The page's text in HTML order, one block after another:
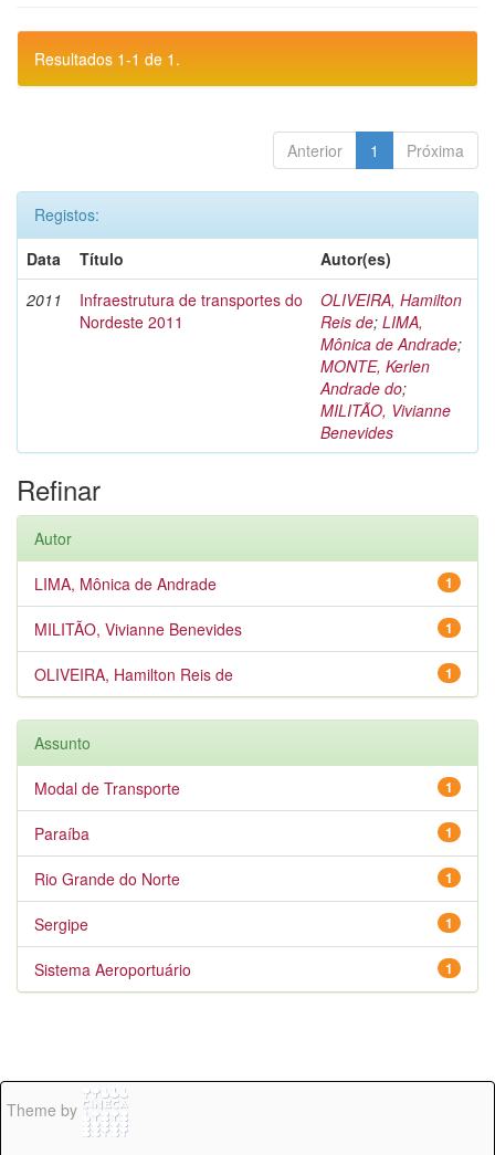
Resultados 1-1 de 1.
Anterior 1 Próxima
Registos:
Data
Título
Autor(es)
2011
Infraestrutura de transportes do
Nordeste 2011
OLIVEIRA, Hamilton
Reis de; LIMA,
Mônica de Andrade;
MONTE, Kerlen
Andrade do;
MILITÃO, Vivianne
Benevides
Refinar
Autor
1
LIMA, Mônica de Andrade
1
MILITÃO, Vivianne Benevides
1
OLIVEIRA, Hamilton Reis de
Assunto
1
Modal de Transporte
1
Paraíba
1
Rio Grande do Norte
1
Sergipe
1
Sistema Aeroportuário
Theme by